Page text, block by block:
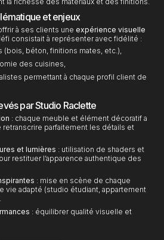
et enjeux
à ses clients une expérience visuelle
consistait à représenter avec fidélité :
(bois, béton, finitions mates, etc.),
des cuisines,
permettant à chaque profil client de
par Studio Raclette
: chaque meuble et élément décoratif a
retranscrire parfaitement les détails et
et lumières : utilisation de shaders et
restituer l’apparence authentique des
: mise en scène de chaque
vie adapté (studio étudiant, appartement
: équilibrer qualité visuelle et